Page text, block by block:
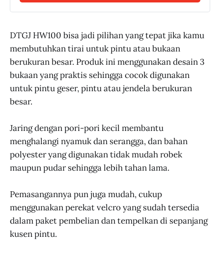
DTGJ HW100 bisa jadi pilihan yang tepat jika kamu
membutuhkan tirai untuk pintu atau bukaan
berukuran besar. Produk ini menggunakan desain 3
bukaan yang praktis sehingga cocok digunakan
untuk pintu geser, pintu atau jendela berukuran
besar.
Jaring dengan pori-pori kecil membantu
menghalangi nyamuk dan serangga, dan bahan
polyester yang digunakan tidak mudah robek
maupun pudar sehingga lebih tahan lama.
Pemasangannya pun juga mudah, cukup
menggunakan perekat velcro yang sudah tersedia
dalam paket pembelian dan tempelkan di sepanjang
kusen pintu.